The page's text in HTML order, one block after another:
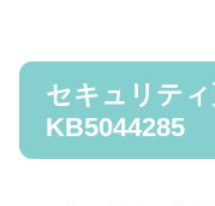
セキュリテ
KB5044285